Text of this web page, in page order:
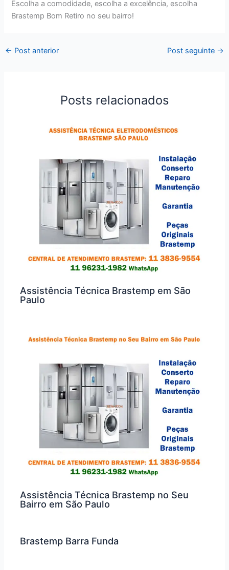
Escolha a comodidade, escolha a excelência, escolha
Brastemp Bom Retiro no seu bairro!
← Post anterior Post seguinte →
Posts relacionados
Assistência Técnica Brastemp em São
Paulo
Assistência Técnica Brastemp no Seu
Bairro em São Paulo
Brastemp Barra Funda